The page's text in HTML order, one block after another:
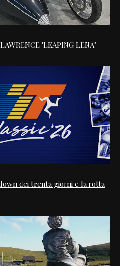
"LEAPING LENA"
dei trenta giorni e la rotta